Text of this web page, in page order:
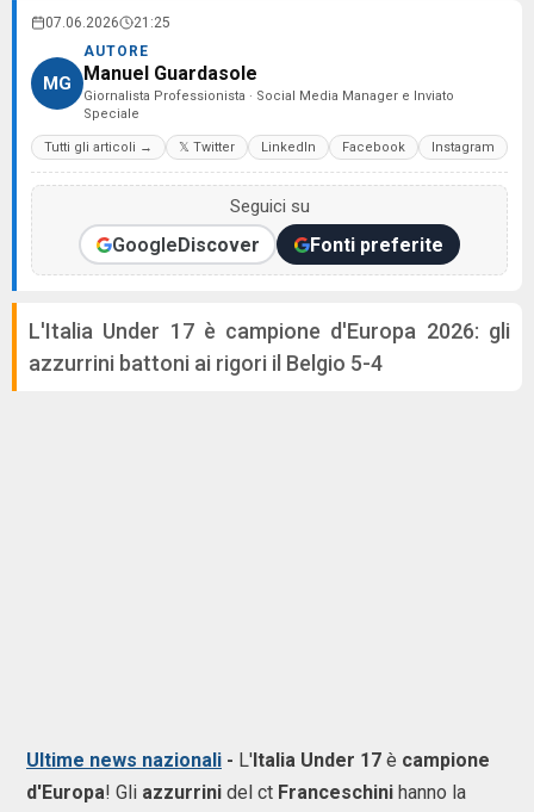
07.06.2026 21:25
MG
AUTORE
Manuel Guardasole
Giornalista Professionista · Social Media Manager e Inviato
Speciale
Tutti gli articoli → 𝕏 Twitter LinkedIn Facebook Instagram
Seguici su
GoogleDiscover Fonti preferite
L'Italia Under 17 è campione d'Europa 2026: gli
azzurrini battoni ai rigori il Belgio 5-4
Ultime news nazionali - L'Italia Under 17 è campione
d'Europa! Gli azzurrini del ct Franceschini hanno la